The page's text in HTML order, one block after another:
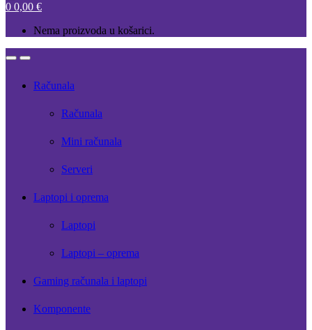
0 0,00 €
Nema proizvoda u košarici.
OpenClose
Računala
Računala
Mini računala
Serveri
Laptopi i oprema
Laptopi
Laptopi – oprema
Gaming računala i laptopi
Komponente